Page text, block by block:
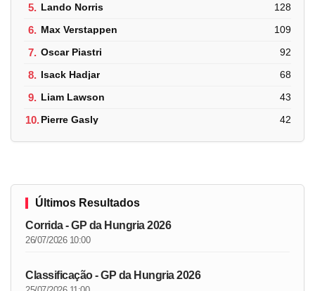
5. Lando Norris 128
6. Max Verstappen 109
7. Oscar Piastri 92
8. Isack Hadjar 68
9. Liam Lawson 43
10.Pierre Gasly 42
Últimos Resultados
Corrida - GP da Hungria 2026
26/07/2026 10:00
Classificação - GP da Hungria 2026